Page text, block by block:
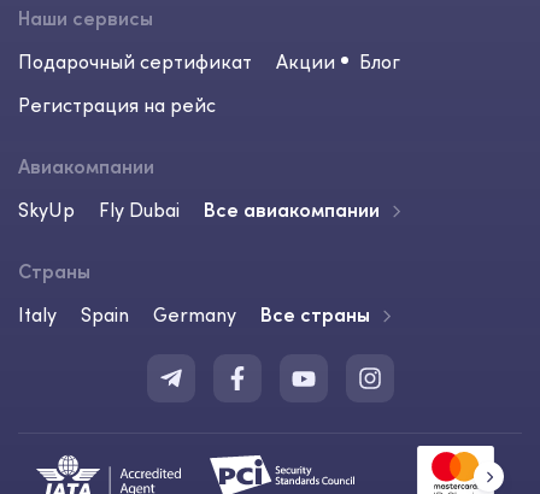
Наши сервисы
Подарочный сертификат
Акции
Блог
Регистрация на рейс
Авиакомпании
SkyUp
Fly Dubai Все авиакомпании
Страны
Italy
Spain Germany Все страны